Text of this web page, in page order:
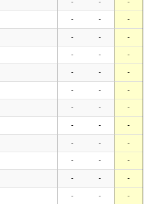
- - -
- - -
- - -
- - -
- - -
- - -
- - -
- - -
- - -
- - -
- - -
- - -